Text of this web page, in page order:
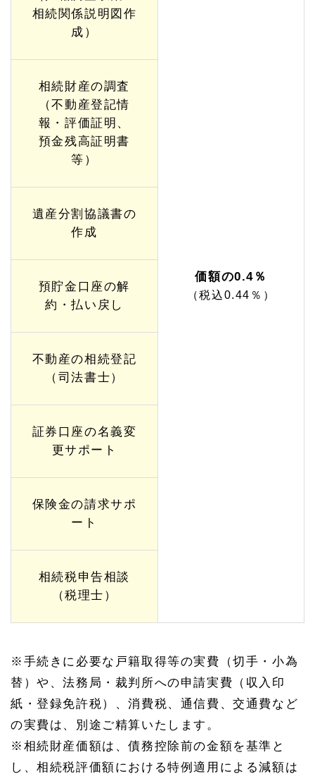
相続関係説明図作
成）
価額の0.4％
（税込0.44％）
相続財産の調査
（不動産登記情
報・評価証明、
預金残高証明書
等）
遺産分割協議書の
作成
預貯金口座の解
約・払い戻し
不動産の相続登記
（司法書士）
証券口座の名義変
更サポート
保険金の請求サポ
ート
相続税申告相談
（税理士）
※手続きに必要な戸籍取得等の実費（切手・小為
替）や、法務局・裁判所への申請実費（収入印
紙・登録免許税）、消費税、通信費、交通費など
の実費は、別途ご精算いたします。
※相続財産価額は、債務控除前の金額を基準と
し、相続税評価額における特例適用による減額は